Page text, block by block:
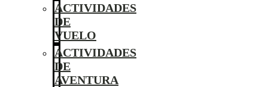
ACTIVIDADES
DE
VUELO
ACTIVIDADES
DE
AVENTURA